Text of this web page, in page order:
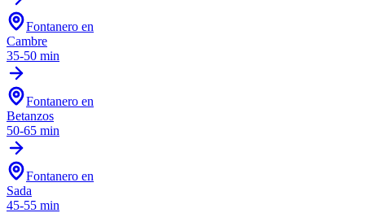
Fontanero en
Cambre
35-50 min
Fontanero en
Betanzos
50-65 min
Fontanero en
Sada
45-55 min